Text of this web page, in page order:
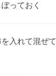
っておく
入れて混ぜて